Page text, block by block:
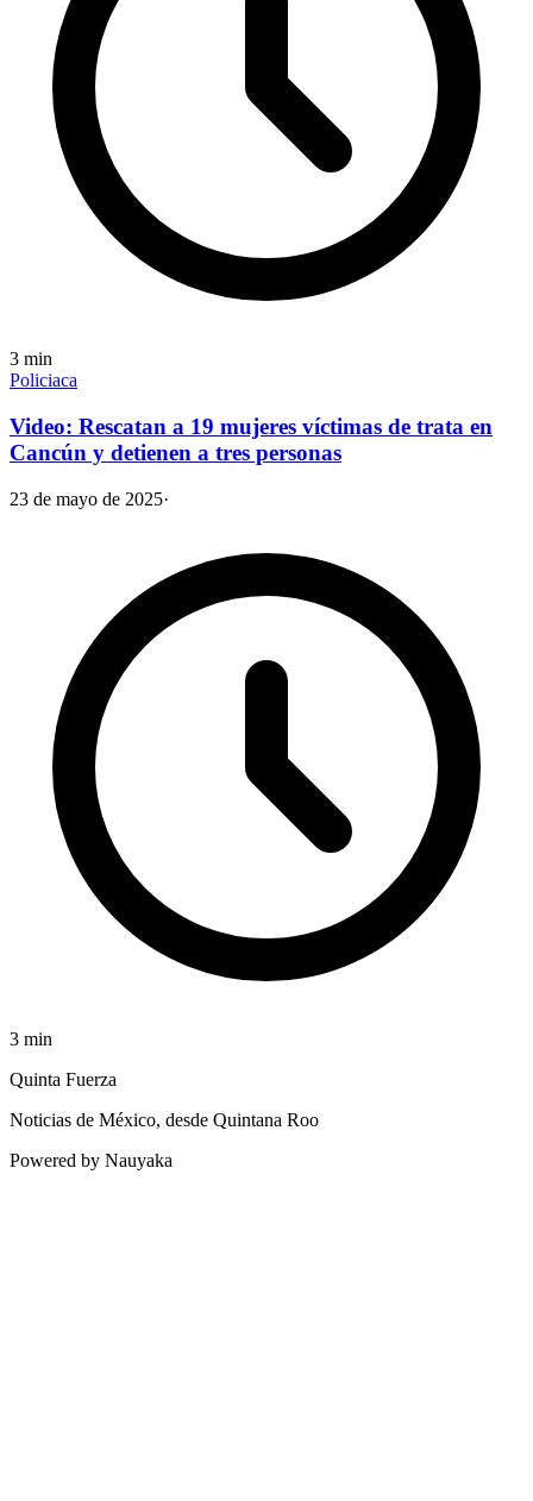
3 min
Policiaca
Video: Rescatan a 19 mujeres víctimas de trata en
Cancún y detienen a tres personas
23 de mayo de 2025·
3 min
Quinta Fuerza
Noticias de México, desde Quintana Roo
Powered by Nauyaka